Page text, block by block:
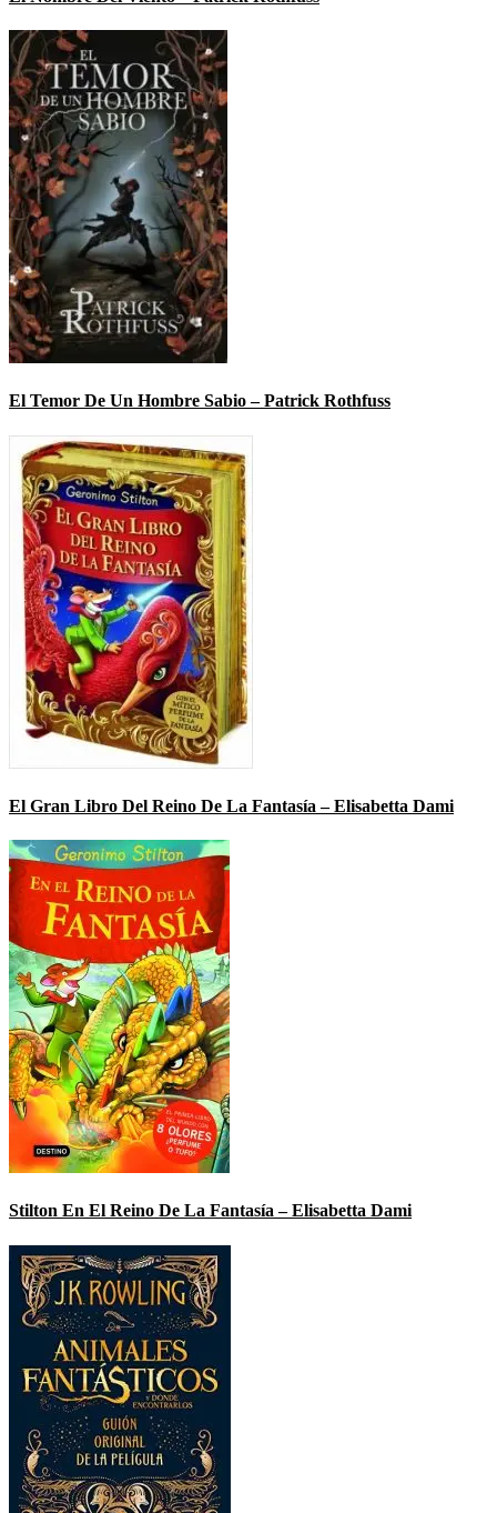
El Temor De Un Hombre Sabio – Patrick Rothfuss
El Gran Libro Del Reino De La Fantasía – Elisabetta Dami
Stilton En El Reino De La Fantasía – Elisabetta Dami